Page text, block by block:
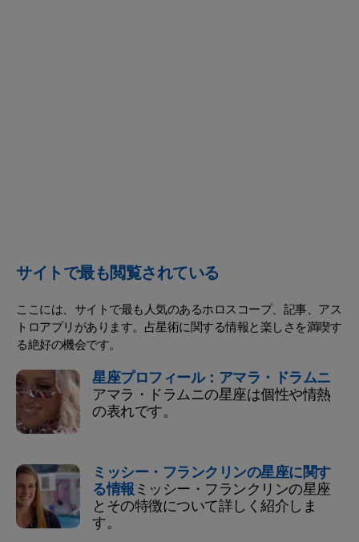
サイトで最も閲覧されている
ここには、サイトで最も人気のあるホロスコープ、記事、アス
トロアプリがあります。占星術に関する情報と楽しさを満喫す
る絶好の機会です。
星座プロフィール：アマラ・ドラムニ
アマラ・ドラムニの星座は個性や情熱
の表れです。
ミッシー・フランクリンの星座に関す
る情報ミッシー・フランクリンの星座
とその特徴について詳しく紹介しま
す。